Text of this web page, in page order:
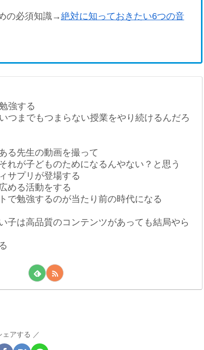
の必須知識→絶対に知っておきたい6つの音
強する
つまでもつまらない授業をやり続けるんだろ
る先生の動画を撮って
れが子どものためになるんやない？と思う
サプリが登場する
める活動をする
で勉強するのが当たり前の時代になる
子は高品質のコンテンツがあっても結局やら
ェアする